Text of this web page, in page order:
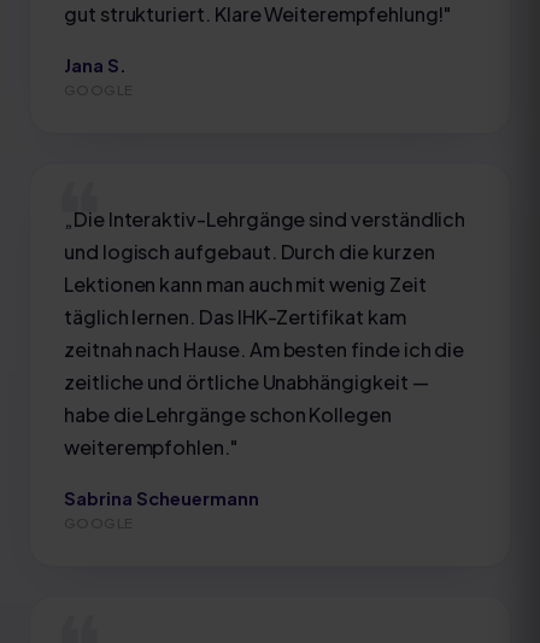
gut strukturiert. Klare Weiterempfehlung!"
Jana S.
GOOGLE
„Die Interaktiv-Lehrgänge sind verständlich
und logisch aufgebaut. Durch die kurzen
Lektionen kann man auch mit wenig Zeit
täglich lernen. Das IHK-Zertifikat kam
zeitnah nach Hause. Am besten finde ich die
zeitliche und örtliche Unabhängigkeit —
habe die Lehrgänge schon Kollegen
weiterempfohlen."
Sabrina Scheuermann
GOOGLE